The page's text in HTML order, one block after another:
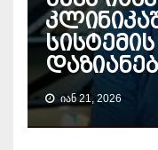
ᲘᲐᲜ 21, 2026